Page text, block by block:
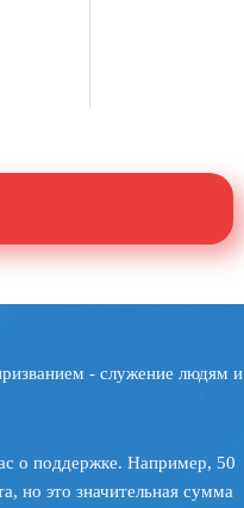
- служение людям и
о поддержке. Например, 50
но это значительная сумма